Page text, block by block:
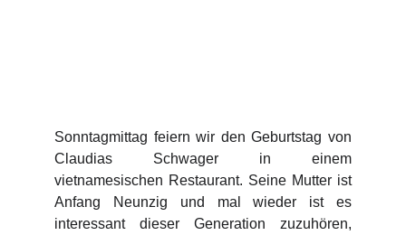
Sonntagmittag feiern wir den Geburtstag von
Claudias Schwager in einem
vietnamesischen Restaurant. Seine Mutter ist
Anfang Neunzig und mal wieder ist es
interessant dieser Generation zuzuhören,